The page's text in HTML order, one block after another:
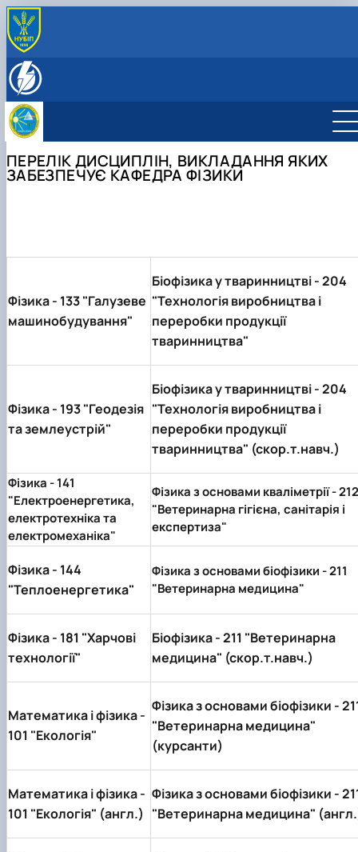
ПРО НАС
НАУКОВО-ІНОВАЦІЙНА ДІЯЛЬНІСТЬ
ОСВІТНЯ ДІЯЛЬНІСТЬ
Електронні навчальні курси
Навчальна література
ПЕРЕЛІК ДИСЦИПЛІН, ВИКЛАДАННЯ ЯКИХ
ЗАБЕЗПЕЧУЄ КАФЕДРА ФІЗИКИ
Фізика - 133 "Галузеве
машинобудування"
Біофізика у тваринництві -204
"Технологія виробництва і
переробки продукції
тваринництва"
Фізика - 193 "Геодезія
та землеустрій"
Біофізика у тваринництві -204
"Технологія виробництва і
переробки продукції
тваринництва" (скор.т.навч.)
Фізика - 141
"Електроенергетика,
електротехніка та
електромеханіка"
Фізика з основами кваліметрії - 212
"Ветеринарна гігієна, санітарія і
експертиза"
Фізика - 144
"Теплоенергетика"
Фізика з основами біофізики - 211
"Ветеринарна медицина"
Фізика - 181 "Харчові
технології"
Біофізика -211 "Ветеринарна
медицина" (скор.т.навч.)
Математика і фізика -
101 "Екологія"
Фізика з основами біофізики -
"Ветеринарна медицина"
(курсанти)
Математика і фізика -
101 "Екологія" (англ.)
Фізика з основами біофізики -
"Ветеринарна медицина"